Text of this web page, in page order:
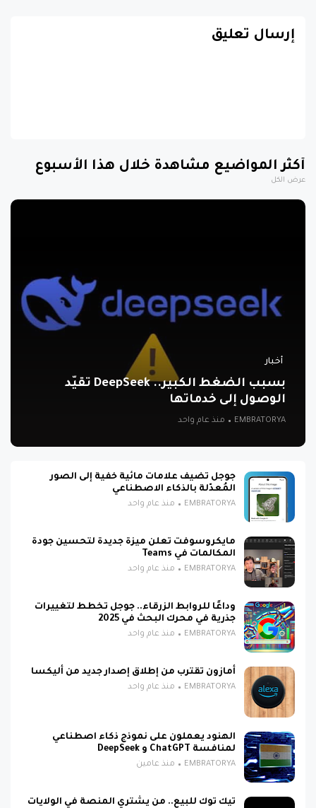
إرسال تعليق
أكثر المواضيع مشاهدة خلال هذا الأسبوع
عرض الكل
أخبار
بسبب الضغط الكبير.. DeepSeek تقيّد
الوصول إلى خدماتها
EMBRATORYA منذ عام واحد
جوجل تضيف علامات مائية خفية إلى الصور
المُعدّلة بالذكاء الاصطناعي
EMBRATORYA منذ عام واحد
مايكروسوفت تعلن ميزة جديدة لتحسين جودة
المكالمات في Teams
EMBRATORYA منذ عام واحد
وداعًا للروابط الزرقاء.. جوجل تخطط لتغييرات
جذرية في محرك البحث في 2025
EMBRATORYA منذ عام واحد
أمازون تقترب من إطلاق إصدار جديد من أليكسا
EMBRATORYA منذ عام واحد
الهنود يعملون على نموذج ذكاء اصطناعي
لمنافسة ChatGPT و DeepSeek
EMBRATORYA منذ عامين
تيك توك للبيع.. من يشتري المنصة في الولايات